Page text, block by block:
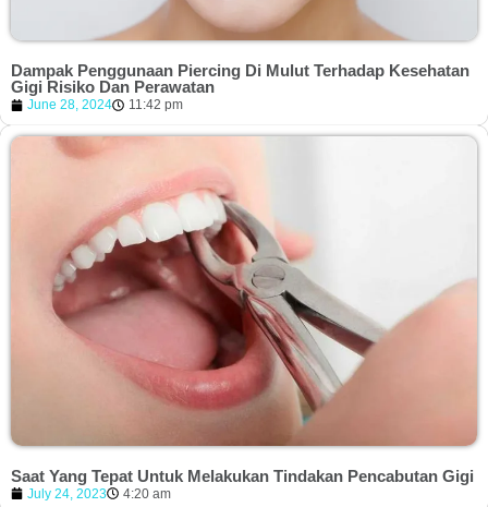
Dampak Penggunaan Piercing Di Mulut Terhadap Kesehatan
Gigi Risiko Dan Perawatan
June 28, 2024 11:42 pm
Saat Yang Tepat Untuk Melakukan Tindakan Pencabutan Gigi
July 24, 2023 4:20 am